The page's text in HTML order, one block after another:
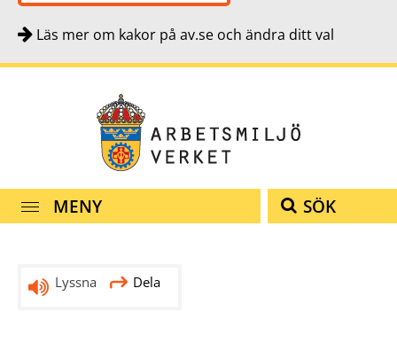
Läs mer om kakor på av.se och ändra ditt val
MENY SÖK
Lyssna Dela